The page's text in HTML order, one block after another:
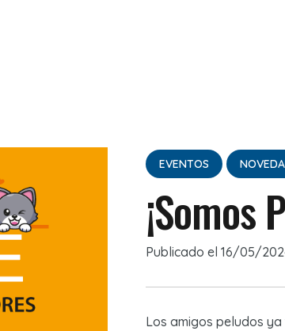
EVENTOS
¡Somos
Publicado el 16/05/
Los amigos peludos